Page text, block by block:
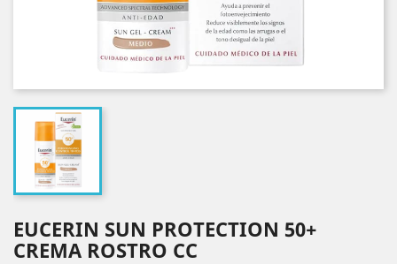
EUCERIN SUN PROTECTION 50+
CREMA ROSTRO CC